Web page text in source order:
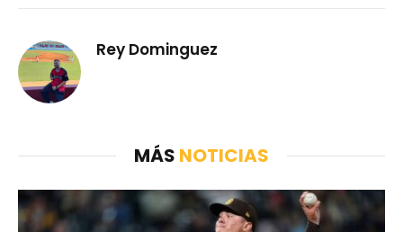
Rey Dominguez
MÁS NOTICIAS